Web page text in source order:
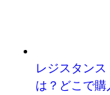
レジスタン
は？どこで購